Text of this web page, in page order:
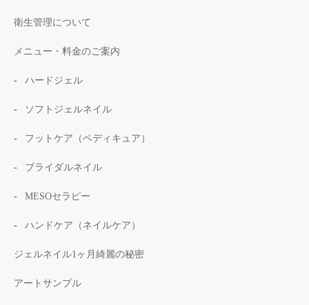
衛生管理について
メニュー・料金のご案内
ハードジェル
ソフトジェルネイル
フットケア（ペディキュア）
ブライダルネイル
MESOセラピー
ハンドケア（ネイルケア）
ジェルネイル1ヶ月綺麗の秘密
アートサンプル